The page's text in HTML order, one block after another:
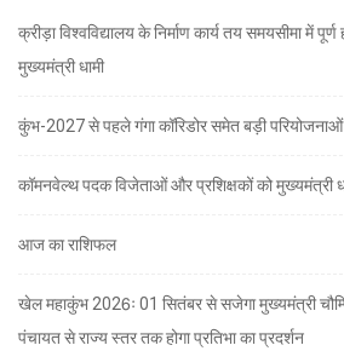
क्रीड़ा विश्वविद्यालय के निर्माण कार्य तय समयसीमा में
मुख्यमंत्री धामी
कुंभ-2027 से पहले गंगा कॉरिडोर समेत बड़ी परियोजनाओं
कॉमनवेल्थ पदक विजेताओं और प्रशिक्षकों को मुख्यमंत्री
आज का राशिफल
खेल महाकुंभ 2026ः 01 सितंबर से सजेगा मुख्यमंत्री
पंचायत से राज्य स्तर तक होगा प्रतिभा का प्रदर्शन